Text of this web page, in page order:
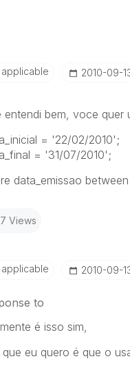
‎2010-09-
entendi bem, voce quer
= '22/02/2010';
= '31/07/2010';
data_emissao
Views
‎2010-09-
to
é isso sim,
que eu quero é que o